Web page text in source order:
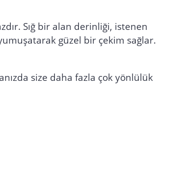
Sığ bir alan derinliği, istenen
güzel bir çekim sağlar.
size daha fazla çok yönlülük